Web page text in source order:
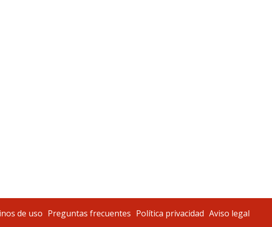
de uso Preguntas frecuentes Política privacidad Aviso legal